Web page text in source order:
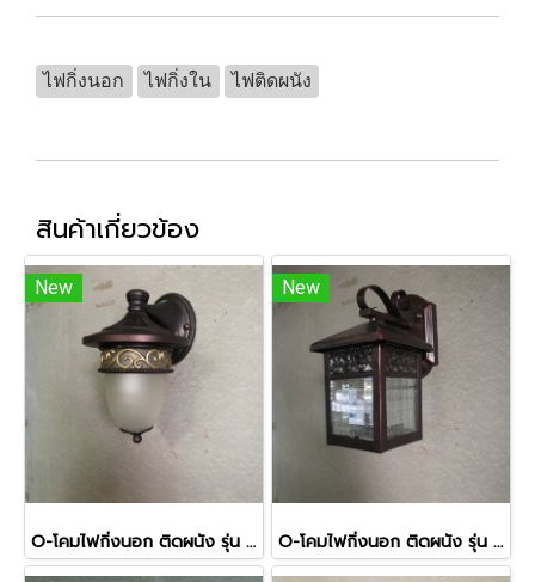
ไฟกิ่งนอก ไฟกิ่งใน ไฟติดผนัง
สินค้าเกี่ยวข้อง
New
O-โคมไฟกิ่งนอก ติดผนัง รุ่น 905-1W
New
O-โคมไฟกิ่งนอก ติดผนัง รุ่น 8118-1W